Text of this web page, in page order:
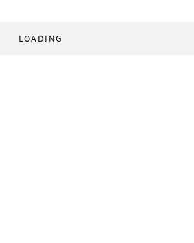
LOADING